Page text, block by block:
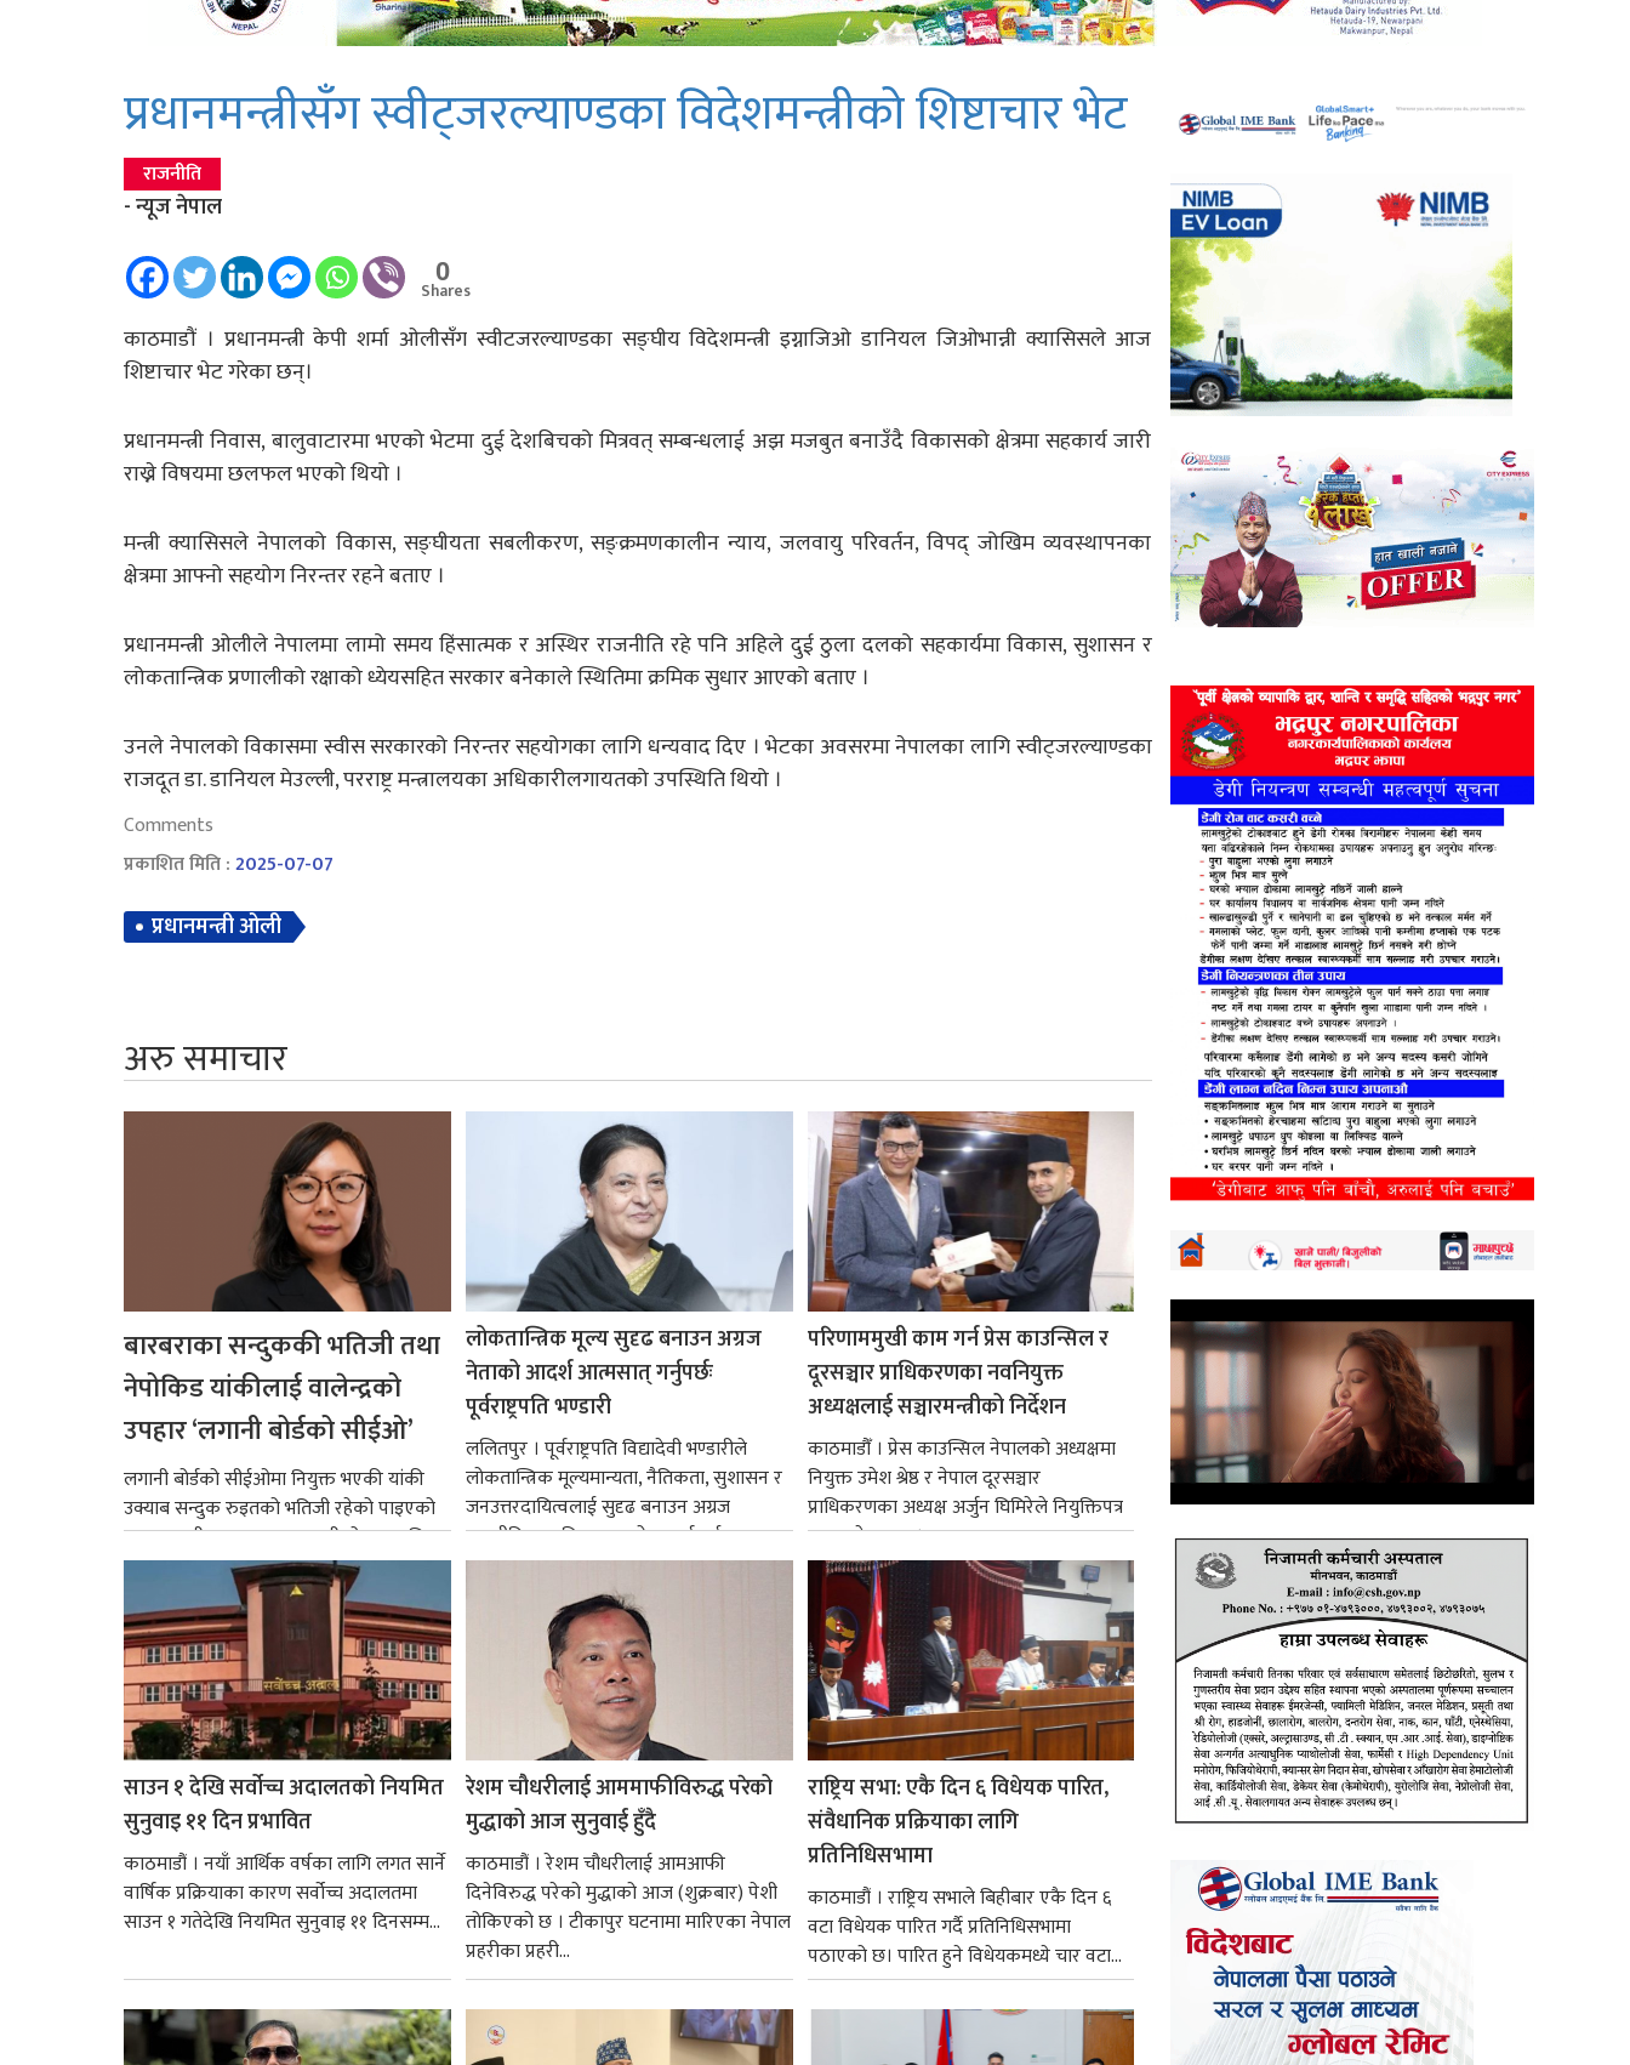
प्रधानमन्त्रीसँग स्वीट्जरल्याण्डका विदेशमन्त्रीको शिष्टाचार भेट
राजनीति
- न्यूज नेपाल
0
Shares
काठमाडौं । प्रधानमन्त्री केपी शर्मा ओलीसँग स्वीटजरल्याण्डका सङ्घीय विदेशमन्त्री इग्नाजिओ डानियल जिओभान्नी क्यासिसले आज
शिष्टाचार भेट गरेका छन्।
प्रधानमन्त्री निवास, बालुवाटारमा भएको भेटमा दुई देशबिचको मित्रवत् सम्बन्धलाई अझ मजबुत बनाउँदै विकासको क्षेत्रमा सहकार्य जारी
राख्ने विषयमा छलफल भएको थियो ।
मन्त्री क्यासिसले नेपालको विकास, सङ्घीयता सबलीकरण, सङ्क्रमणकालीन न्याय, जलवायु परिवर्तन, विपद् जोखिम व्यवस्थापनका
क्षेत्रमा आफ्नो सहयोग निरन्तर रहने बताए ।
प्रधानमन्त्री ओलीले नेपालमा लामो समय हिंसात्मक र अस्थिर राजनीति रहे पनि अहिले दुई ठुला दलको सहकार्यमा विकास, सुशासन र
लोकतान्त्रिक प्रणालीको रक्षाको ध्येयसहित सरकार बनेकाले स्थितिमा क्रमिक सुधार आएको बताए ।
उनले नेपालको विकासमा स्वीस सरकारको निरन्तर सहयोगका लागि धन्यवाद दिए । भेटका अवसरमा नेपालका लागि स्वीट्जरल्याण्डका
राजदूत डा. डानियल मेउल्ली, परराष्ट्र मन्त्रालयका अधिकारीलगायतको उपस्थिति थियो ।
Comments
प्रकाशित मिति :2025-07-07
प्रधानमन्त्री ओली
अरु समाचार
बारबराका सन्दुककी भतिजी तथा
नेपोकिड यांकीलाई वालेन्द्रको
उपहार ‘लगानी बोर्डको सीईओ’
लगानी बोर्डको सीईओमा नियुक्त भएकी यांकी
उक्याब सन्दुक रुइतको भतिजी रहेको पाइएको
छ। तत्कालीन समयमा महाकालीको अञ्चलाधिश
नै बनेका जोन...
लोकतान्त्रिक मूल्य सुदृढ बनाउन अग्रज
नेताको आदर्श आत्मसात् गर्नुपर्छः
पूर्वराष्ट्रपति भण्डारी
ललितपुर । पूर्वराष्ट्रपति विद्यादेवी भण्डारीले
लोकतान्त्रिक मूल्यमान्यता, नैतिकता, सुशासन र
जनउत्तरदायित्वलाई सुदृढ बनाउन अग्रज
राजनीतिक व्यक्तित्वहरूको आदर्शलाई आत्मसात्
गर्न आवश्यक...
परिणाममुखी काम गर्न प्रेस काउन्सिल र
दूरसञ्चार प्राधिकरणका नवनियुक्त
अध्यक्षलाई सञ्चारमन्त्रीको निर्देशन
काठमाडौँ । प्रेस काउन्सिल नेपालको अध्यक्षमा
नियुक्त उमेश श्रेष्ठ र नेपाल दूरसञ्चार
प्राधिकरणका अध्यक्ष अर्जुन घिमिरेले नियुक्तिपत्र
ग्रहण गरेका छन्।...
साउन १ देखि सर्वोच्च अदालतको नियमित
सुनुवाइ ११ दिन प्रभावित
काठमाडौं । नयाँ आर्थिक वर्षका लागि लगत सार्ने
वार्षिक प्रक्रियाका कारण सर्वोच्च अदालतमा
साउन १ गतेदेखि नियमित सुनुवाइ ११ दिनसम्म...
रेशम चौधरीलाई आममाफीविरुद्ध परेको
मुद्धाको आज सुनुवाई हुँदै
काठमाडौं । रेशम चौधरीलाई आमआफी
दिनेविरुद्ध परेको मुद्धाको आज (शुक्रबार) पेशी
तोकिएको छ । टीकापुर घटनामा मारिएका नेपाल
प्रहरीका प्रहरी...
राष्ट्रिय सभा: एकै दिन ६ विधेयक पारित,
संवैधानिक प्रक्रियाका लागि
प्रतिनिधिसभामा
काठमाडौं । राष्ट्रिय सभाले बिहीबार एकै दिन ६
वटा विधेयक पारित गर्दै प्रतिनिधिसभामा
पठाएको छ। पारित हुने विधेयकमध्ये चार वटा...